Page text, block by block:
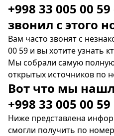
+998 33 005 00
звонил c этого
Вам часто звонят с
00 59 и вы хотите узнать
Мы собрали самую
открытых источников по
Вот что мы
+998 33 005 00 59
Ниже представлена
смогли получить по